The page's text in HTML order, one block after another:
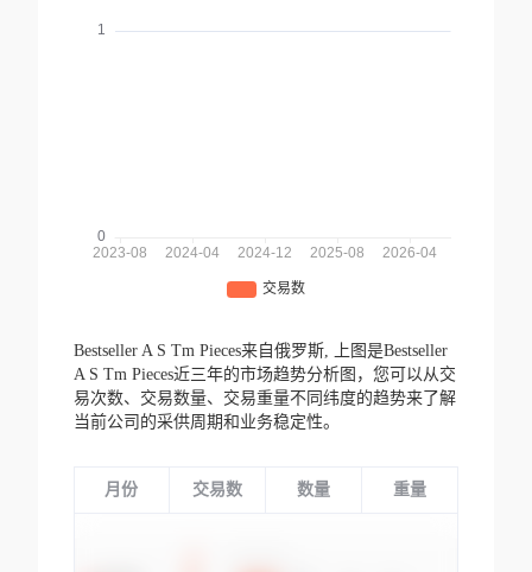
Bestseller A S Tm Pieces来自俄罗斯,
上图是Bestseller
A S Tm Pieces近三年的市场趋势分析图，您可以从交
易次数、交易数量、交易重量不同纬度的趋势来了解
当前公司的采供周期和业务稳定性。
月份 交易数 数量 重量